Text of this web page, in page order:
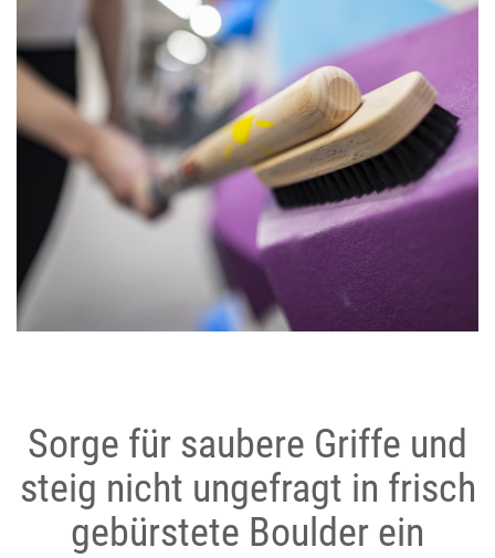
Sorge für saubere Griffe und
steig nicht ungefragt in frisch
gebürstete Boulder ein